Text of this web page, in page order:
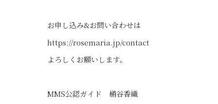
お申し込み&お問い合わせは
https://rosemaria.jp/contact
よろしくお願いします。
MMS公認ガイド 桶谷香織